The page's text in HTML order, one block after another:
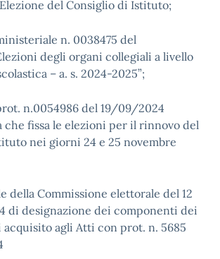
del Consiglio di Istituto;
n. 0038475 del
degli organi collegiali a livello
– a. s. 2024-2025”;
n.0054986 del 19/09/2024
che fissa le elezioni per il rinnovo del
nei giorni 24 e 25 novembre
della Commissione elettorale del 12
di designazione dei componenti dei
agli Atti con prot. n. 5685